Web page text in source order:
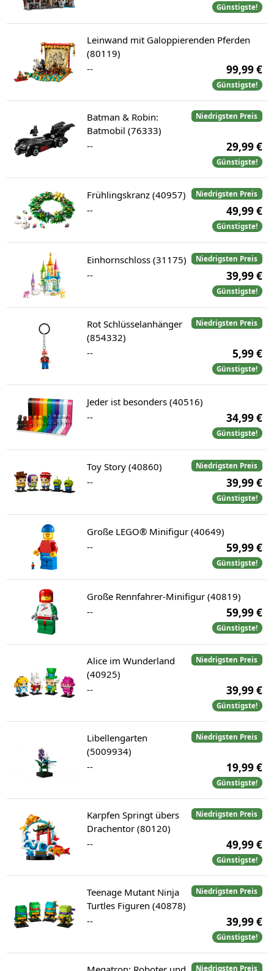
Günstigste!
Leinwand mit Galoppierenden Pferden
(80119)
--
99,99 €
Günstigste!
Niedrigsten Preis
Batman & Robin:
Batmobil (76333)
--
29,99 €
Günstigste!
Niedrigsten Preis
Frühlingskranz (40957)
--
49,99 €
Günstigste!
Niedrigsten Preis
Einhornschloss (31175)
--
39,99 €
Günstigste!
Niedrigsten Preis
Rot Schlüsselanhänger
(854332)
--
5,99 €
Günstigste!
Jeder ist besonders (40516)
--
34,99 €
Günstigste!
Niedrigsten Preis
Toy Story (40860)
--
39,99 €
Günstigste!
Große LEGO® Minifigur (40649)
--
59,99 €
Günstigste!
Große Rennfahrer-Minifigur (40819)
--
59,99 €
Günstigste!
Niedrigsten Preis
Alice im Wunderland
(40925)
--
39,99 €
Günstigste!
Niedrigsten Preis
Libellengarten
(5009934)
--
19,99 €
Günstigste!
Niedrigsten Preis
Karpfen Springt übers
Drachentor (80120)
--
49,99 €
Günstigste!
Niedrigsten Preis
Teenage Mutant Ninja
Turtles Figuren (40878)
--
39,99 €
Günstigste!
Niedrigsten Preis